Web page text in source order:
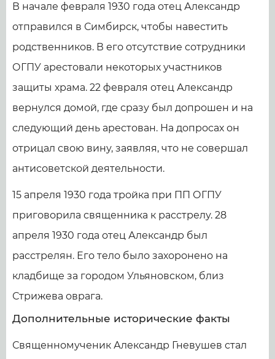
В начале февраля 1930 года отец Александр
отправился в Симбирск, чтобы навестить
родственников. В его отсутствие сотрудники
ОГПУ арестовали некоторых участников
защиты храма. 22 февраля отец Александр
вернулся домой, где сразу был допрошен и на
следующий день арестован. На допросах он
отрицал свою вину, заявляя, что не совершал
антисоветской деятельности.
15 апреля 1930 года тройка при ПП ОГПУ
приговорила священника к расстрелу. 28
апреля 1930 года отец Александр был
расстрелян. Его тело было захоронено на
кладбище за городом Ульяновском, близ
Стрижева оврага.
Дополнительные исторические факты
Священномученик Александр Гневушев стал